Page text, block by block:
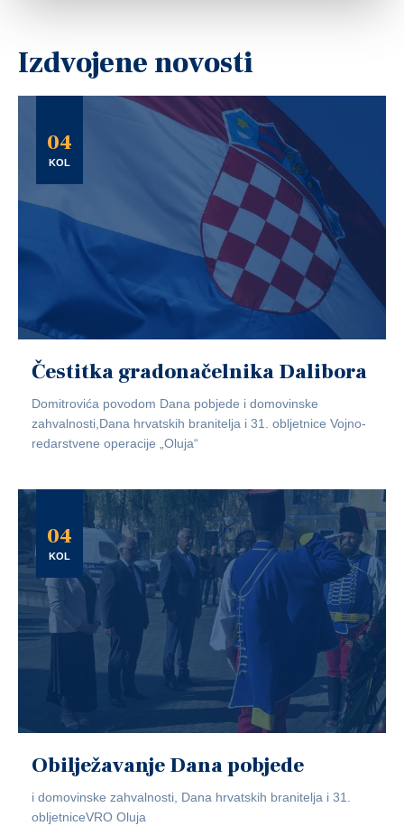
Izdvojene novosti
04
KOL
Čestitka gradonačelnika Dalibora
Domitrovića povodom Dana pobjede i domovinske
zahvalnosti,Dana hrvatskih branitelja i 31. obljetnice Vojno-
redarstvene operacije „Oluja“
04
KOL
Obilježavanje Dana pobjede
i domovinske zahvalnosti, Dana hrvatskih branitelja i 31.
obljetniceVRO Oluja